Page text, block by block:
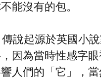
能沒有的包。
說起源於英國小
因為當時性感字
人們的「它」，當